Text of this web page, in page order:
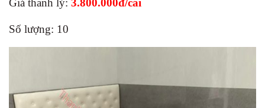
Số lượng: 10